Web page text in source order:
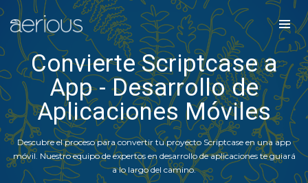
Convierte Scriptcase a
App - Desarrollo de
Aplicaciones Móviles
Descubre el proceso para convertir tu proyecto Scriptcase en una app
móvil. Nuestro equipo de expertos en desarrollo de aplicaciones te guiará
a lo largo del camino.